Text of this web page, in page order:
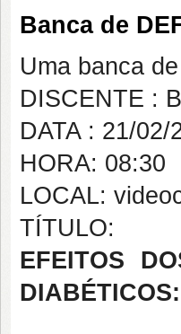
Banca de
Uma banca
DISCENTE :
DATA : 21/02/
HORA: 08:30
LOCAL:
TÍTULO:
EFEITOS